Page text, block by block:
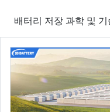
배터리 저장 과학 및